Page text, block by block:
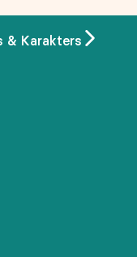
& Karakters